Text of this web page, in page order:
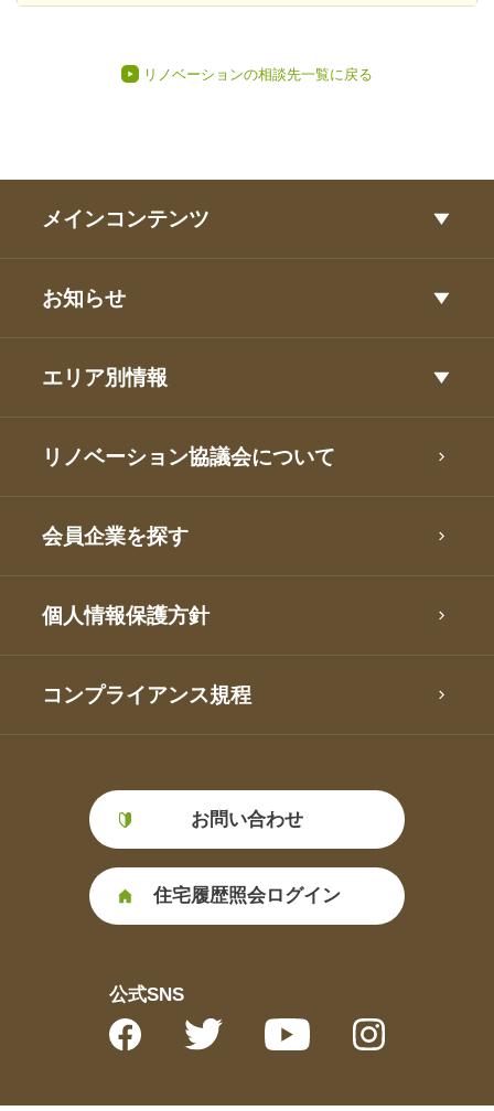
リノベーションの相談先一覧に戻る
メインコンテンツ
お知らせ
エリア別情報
リノベーション協議会について
会員企業を探す
個人情報保護方針
コンプライアンス規程
お問い合わせ
住宅履歴照会ログイン
公式SNS